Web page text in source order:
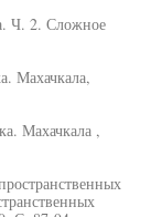
Ч. 2. Сложное
Махачкала,
Махачкала ,